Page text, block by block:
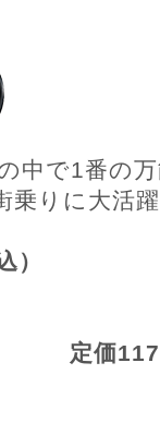
中で1番の
乗りに大活
）
定価